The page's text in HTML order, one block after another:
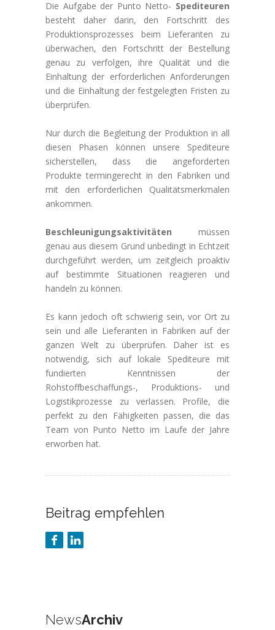
Die Aufgabe der Punto Netto- Spediteuren
besteht daher darin, den Fortschritt des
Produktionsprozesses beim Lieferanten zu
überwachen, den Fortschritt der Bestellung
genau zu verfolgen, ihre Qualität und die
Einhaltung der erforderlichen Anforderungen
und die Einhaltung der festgelegten Fristen zu
überprüfen.
Nur durch die Begleitung der Produktion in all
diesen Phasen können unsere Spediteure
sicherstellen, dass die angeforderten
Produkte termingerecht in den Fabriken und
mit den erforderlichen Qualitätsmerkmalen
ankommen.
Beschleunigungsaktivitäten müssen
genau aus diesem Grund unbedingt in Echtzeit
durchgeführt werden, um zeitgleich proaktiv
auf bestimmte Situationen reagieren und
handeln zu können.
Es kann jedoch oft schwierig sein, vor Ort zu
sein und alle Lieferanten in Fabriken auf der
ganzen Welt zu überprüfen. Daher ist es
notwendig, sich auf lokale Spediteure mit
fundierten Kenntnissen der
Rohstoffbeschaffungs-, Produktions- und
Logistikprozesse zu verlassen. Profile, die
perfekt zu den Fähigkeiten passen, die das
Team von Punto Netto im Laufe der Jahre
erworben hat.
Beitrag empfehlen
NewsArchiv